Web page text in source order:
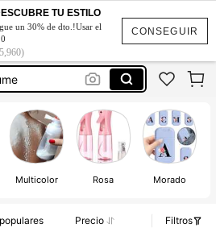
CONSEGUIR
TU ESTILO
un 30% de dto.!Usar el
Multicolor Rosa Morado
Precio
Filtros